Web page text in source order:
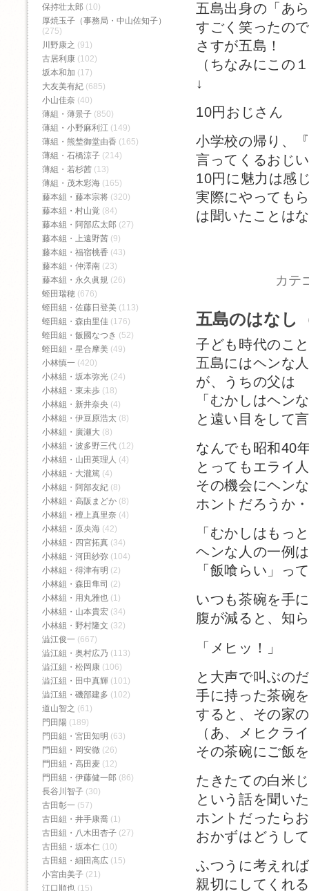
五島出身の「あ
すごく笑ったの
さすが五島！
（ちなみにこの
↓
10円おじさん
小学校の帰り、
言ってくるおじ
10円に魅力は感
実際にやっても
は聞いたことは
カテ
五島のはなし
子ども時代のこ
五島にはヘンな
が、うちの父は
「むかしはヘン
と遠い目をして
なんでも昭和40
とってもエライ
その機会にヘン
ホントだろうか
「むかしはもっ
ヘンな人の一例
「飯喰らい」っ
いつも茶碗を手
腹が減ると、知
「メヒッ！」
と大声で叫ぶの
手に持った茶碗
すると、その家
（あ、メヒクラ
その茶碗にご飯
たきたての白米
という話を聞い
ホントだったら
おかずはどうし
ふつうに考えれ
親切にしてくれ
保持壮太郎 (10)
厚焼玉子（事務局・中山佐知子）
(275)
川野康之 (91)
古居利康 (102)
坂本和加 (17)
大友美有紀 (685)
小山佳奈 (40)
薄組・薄景子 (850)
薄組・小野麻利江 (149)
薄組・熊埜御堂由香 (165)
薄組・石橋涼子 (214)
薄組・若杉茜 (13)
薄組・茂木彩海 (165)
藤本組・藤本宗将 (320)
藤本組・村山覚 (84)
藤本組・阿部広太郎 (27)
藤本組・上遠野茜 (9)
藤本組・福宿桃香‬ (43)
藤本組・仲澤南 (23)
藤本組・永久眞規 (26)
蛭田瑞穂 (676)
蛭田組・佐藤日登美 (113)
蛭田組・森由里佳 (176)
蛭田組・飯國なつき (52)
蛭田組・星合摩美 (49)
小林慎一 (420)
小林組・坂本弥光 (24)
小林組・東未歩 (18)
小林組・新井奈央 (4)
小林組・伊豆原浩太 (8)
小林組・廣瀬大 (8)
小林組・波多野三代 (12)
小林組・山田英理人 (4)
小林組・大瀧篤 (4)
小林組・阿部友紀 (8)
小林組・高阪まどか (8)
小林組・檀上真里奈 (4)
小林組・原央海 (42)
小林組・四宮拓真 (34)
小林組・河田紗弥 (104)
小林組・得津有明 (2)
小林組・森田隼司 (2)
小林組・用丸雅也 (1)
小林組・山本貴宏 (34)
小林組・野村隆文 (32)
澁江俊一 (667)
澁江組・奥村広乃 (113)
澁江組・松岡康 (106)
澁江組・田中真輝 (101)
澁江組・磯部建多 (102)
道山智之 (61)
門田陽 (189)
門田組・宮田知明 (63)
門田組・岡安徹 (26)
門田組・高田麦 (12)
門田組・伊藤健一郎 (86)
長谷川智子 (30)
古田彰一 (57)
古田組・井手康喬 (1)
古田組・八木田杏子 (27)
古田組・坂本仁 (10)
古田組・細田高広 (15)
小宮由美子 (21)
江口順也 (15)